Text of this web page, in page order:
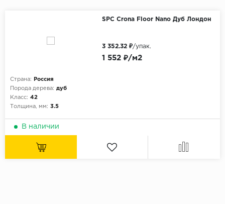
SPC Crona Floor Nano Дуб Лондон
Страна:
Россия
Порода дерева: дуб
Класс: 42
Толщина, мм: 3.5
1 552 ₽/м2
3 352.32 ₽/упак.
В наличии